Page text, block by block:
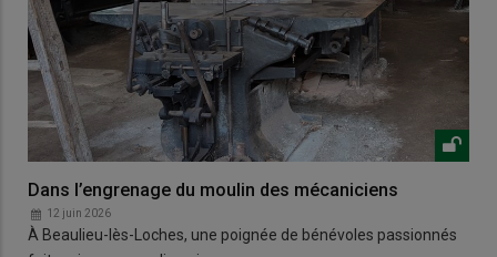
Dans l’engrenage du moulin des mécaniciens
12 juin 2026
À Beaulieu-lès-Loches, une poignée de bénévoles passionnés